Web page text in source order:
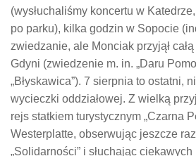
(wysłuchaliśmy koncertu w
po parku), kilka godzin w Sopocie
zwiedzanie, ale Monciak przyjął
Gdyni (zwiedzenie m. in. „Daru
„Błyskawica”). 7 sierpnia to ostatni,
wycieczki oddziałowej. Z wielką
rejs statkiem turystycznym „Czarna
Westerplatte, obserwując jeszcze
„Solidarności” i słuchając